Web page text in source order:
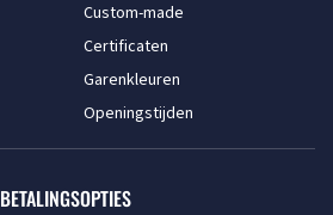
Custom-made
Certificaten
Garenkleuren
Openingstijden
BETALINGSOPTIES